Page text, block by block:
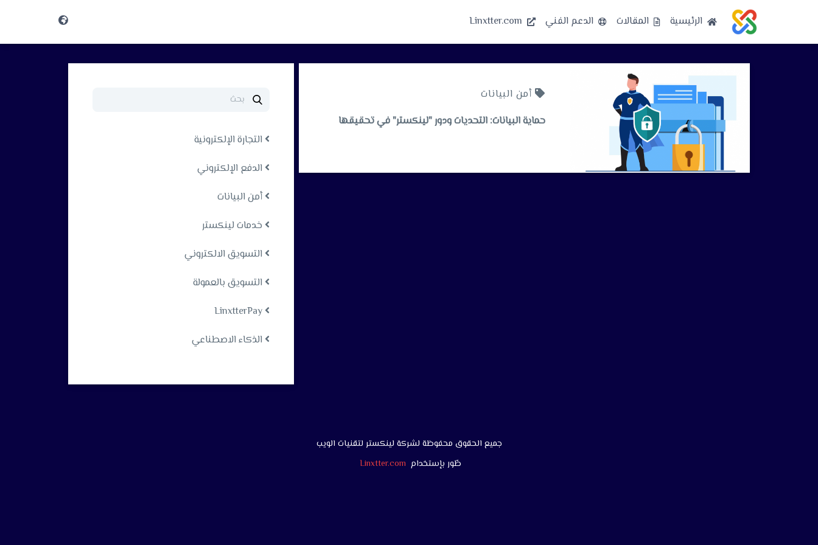
الرئيسية المقالات الدعم الفني Linxtter.com
أمن البيانات
حماية البيانات: التحديات ودور "لينكستر" في تحقيقها
التجارة الإلكترونية
الدفع الإلكتروني
أمن البيانات
خدمات لينكستر
التسويق الالكتروني
التسويق بالعمولة
الذكاء الاصطناعي
جميع الحقوق محفوظة لشركة لينكستر لتقنيات الويب
طّور بإستخدام Linxtter.com